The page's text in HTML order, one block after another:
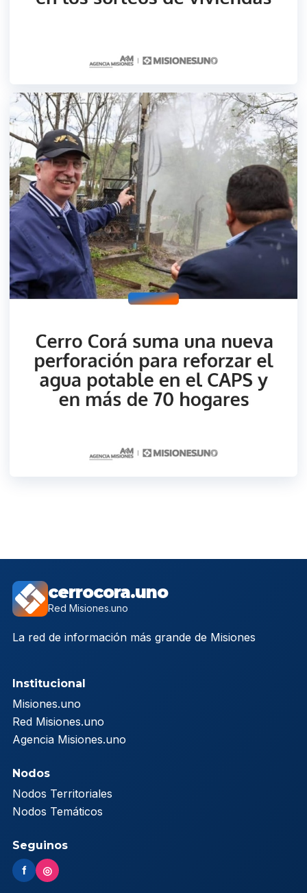
cerrocora.uno
Red Misiones.uno
La red de información más grande de Misiones
Institucional
Misiones.uno
Red Misiones.uno
Agencia Misiones.uno
Nodos
Nodos Territoriales
Nodos Temáticos
Seguinos
f ◎